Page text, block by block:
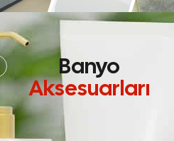
Banyo
Aksesuarları